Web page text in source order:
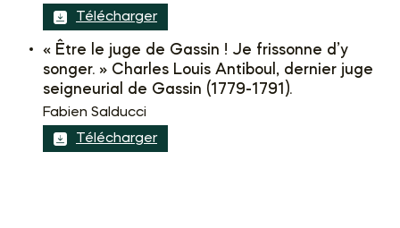
Télécharger
« Être le juge de Gassin ! Je frissonne d’y
songer. » Charles Louis Antiboul, dernier juge
seigneurial de Gassin (1779-1791).
Fabien Salducci
Télécharger